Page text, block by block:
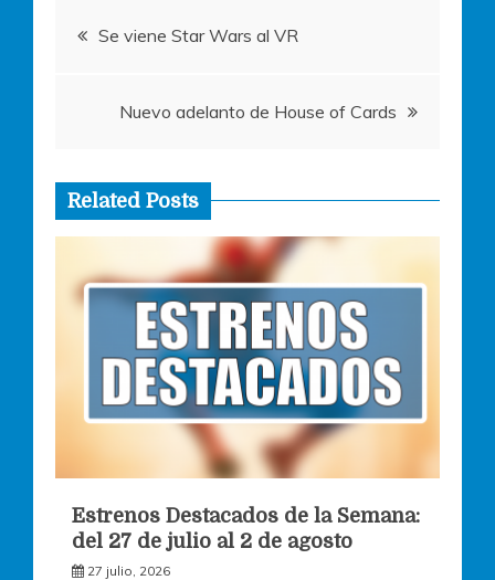
k
Navegación
Se viene Star Wars al VR
Nuevo adelanto de House of Cards
Related Posts
Estrenos Destacados de la Semana:
del 27 de julio al 2 de agosto
27 julio, 2026